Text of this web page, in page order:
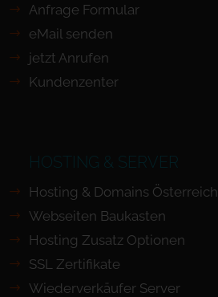
Anfrage Formular
eMail senden
jetzt Anrufen
Kundenzenter
HOSTING & SERVER
Hosting & Domains Österreich
Webseiten Baukasten
Hosting Zusatz Optionen
SSL Zertifikate
Wiederverkäufer Server